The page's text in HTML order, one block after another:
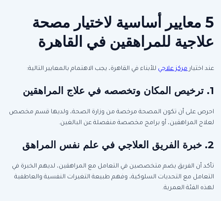
5 معايير أساسية لاختيار مصحة
علاجية للمراهقين في القاهرة
عند اختيارمركز علاجي للأبناء في القاهرة، يجب الاهتمام بالمعايير التالية:
1. ترخيص المكان وتخصصه في علاج المراهقين
احرص على أن تكون المصحة مرخصة من وزارة الصحة، ولديها قسم مخصص
لعلاج المراهقين، أو برامج مخصصة منفصلة عن البالغين.
2. خبرة الفريق العلاجي في علم نفس المراهق
تأكد أن الفريق يضم متخصصين في التعامل مع المراهقين، لديهم الخبرة في
التعامل مع التحديات السلوكية، وفهم طبيعة التغيرات النفسية والعاطفية
لهذه الفئة العمرية.